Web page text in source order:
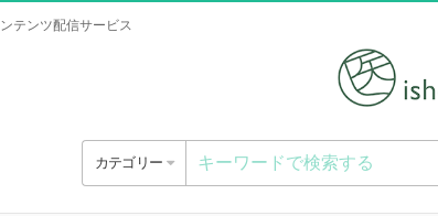
テンツ配信サービス
カテゴリー